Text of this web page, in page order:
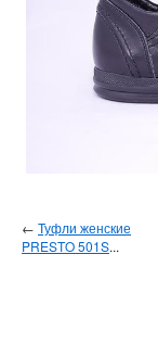
← Туфли женские
PRESTO 501S...